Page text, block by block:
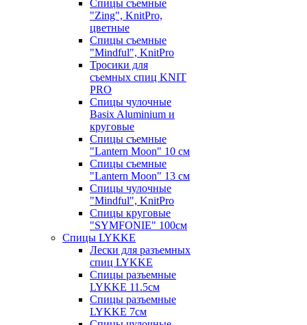
Спицы съемные
"Zing", KnitPro,
цветные
Спицы съемные
"Mindful", KnitPro
Тросики для
съемных спиц KNIT
PRO
Спицы чулочные
Basix Aluminium и
круговые
Спицы съемные
"Lantern Moon" 10 см
Спицы съемные
"Lantern Moon" 13 см
Спицы чулочные
"Mindful", KnitPro
Спицы круговые
"SYMFONIE" 100см
Спицы LYKKE
Лески для разъемных
спиц LYKKE
Спицы разъемные
LYKKE 11.5см
Спицы разъемные
LYKKE 7см